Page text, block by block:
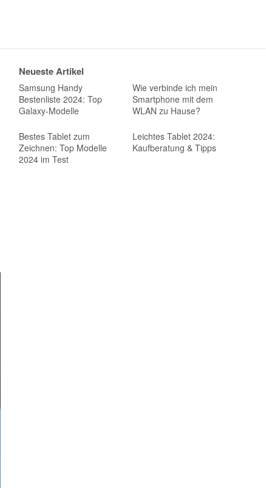
Neueste Artikel
Samsung Handy
Bestenliste 2024: Top
Galaxy-Modelle
Wie verbinde ich mein
Smartphone mit dem
WLAN zu Hause?
Bestes Tablet zum
Zeichnen: Top Modelle
2024 im Test
Leichtes Tablet 2024:
Kaufberatung & Tipps